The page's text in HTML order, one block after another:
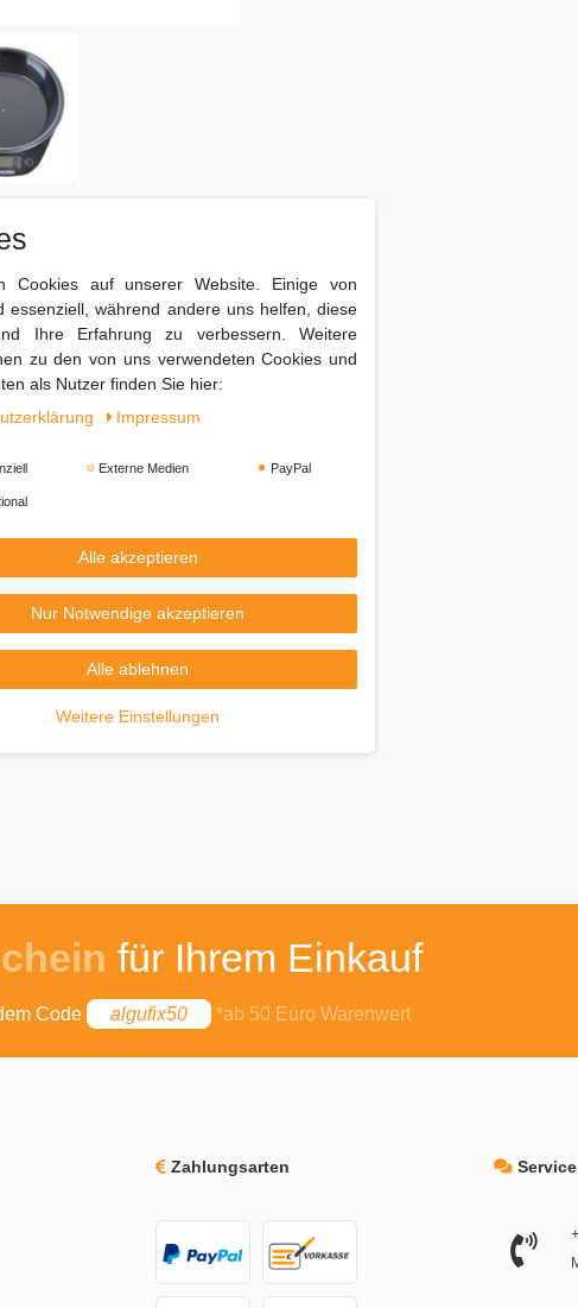
Küchenwaage Mesko MS
und Transport, ideal
das Wiegen zum
sorgen für effiziente Nutzung
für Ihrem Einkauf
Code algufix50 *ab 50 Euro Warenwert
Zahlungsarten
Cookies auf unserer Website. Einige von
essenziell, während andere uns helfen, diese
Ihre Erfahrung zu verbessern. Weitere
zu den von uns verwendeten Cookies und
als Nutzer finden Sie hier:
Impressum
Externe Medien PayPal
Alle akzeptieren
Nur Notwendige akzeptieren
Alle ablehnen
Weitere Einstellungen